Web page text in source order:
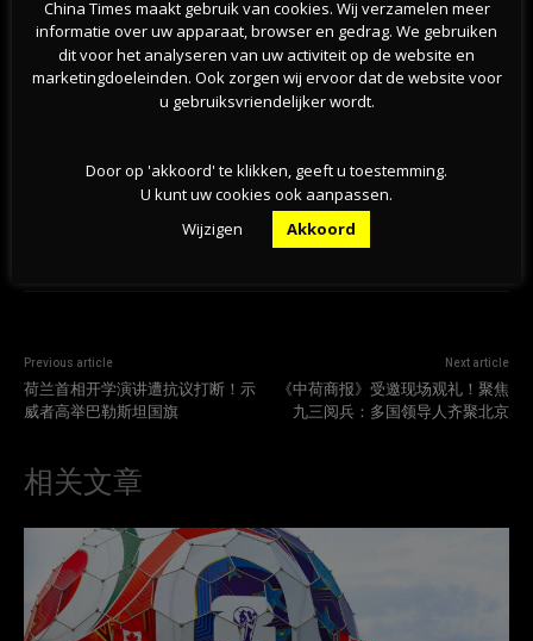
荷兰天然泳区水质恶化，超百处游泳地点发布健康
警告
Previous article
荷兰首相开学演讲遭抗议打断！示
威者高举巴勒斯坦国旗
Next article
《中荷商报》受邀现场观礼！聚焦
九三阅兵：多国领导人齐聚北京
相关文章
China Times maakt gebruik van cookies. Wij verzamelen meer
informatie over uw apparaat, browser en gedrag. We gebruiken
dit voor het analyseren van uw activiteit op de website en
marketingdoeleinden. Ook zorgen wij ervoor dat de website voor
u gebruiksvriendelijker wordt.
Door op 'akkoord' te klikken, geeft u toestemming.
U kunt uw cookies ook aanpassen.
Wijzigen
Akkoord